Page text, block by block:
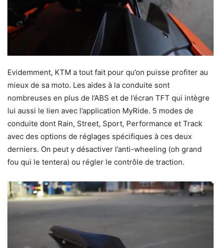
Evidemment, KTM a tout fait pour qu’on puisse profiter au
mieux de sa moto. Les aides à la conduite sont
nombreuses en plus de l’ABS et de l’écran TFT qui intègre
lui aussi le lien avec l’application MyRide. 5 modes de
conduite dont Rain, Street, Sport, Performance et Track
avec des options de réglages spécifiques à ces deux
derniers. On peut y désactiver l’anti-wheeling (oh grand
fou qui le tentera) ou régler le contrôle de traction.